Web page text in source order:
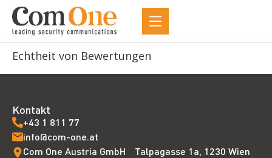
Echtheit von Bewertungen
Kontakt
+43 1 811 77
info@com-one.at
Com One Austria GmbH Talpagasse 1a, 1230 Wien